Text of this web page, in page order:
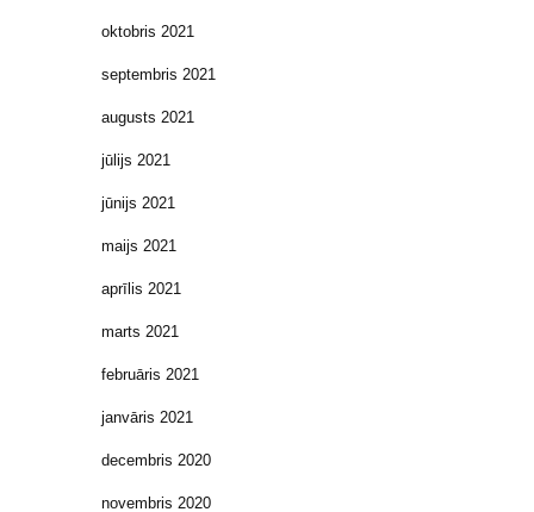
oktobris 2021
septembris 2021
augusts 2021
jūlijs 2021
jūnijs 2021
maijs 2021
aprīlis 2021
marts 2021
februāris 2021
janvāris 2021
decembris 2020
novembris 2020